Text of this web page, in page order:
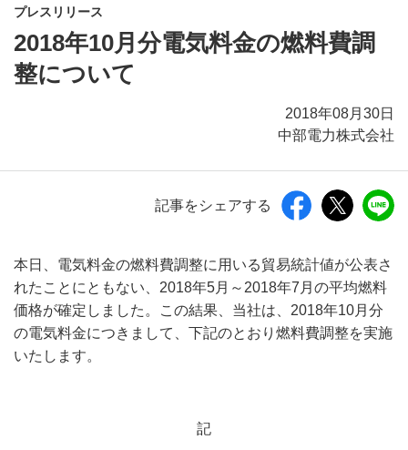
プレスリリース
2018年10月分電気料金の燃料費調
整について
2018年08月30日
中部電力株式会社
記事をシェアする
本日、電気料金の燃料費調整に用いる貿易統計値が公表さ
れたことにともない、2018年5月～2018年7月の平均燃料
価格が確定しました。この結果、当社は、2018年10月分
の電気料金につきまして、下記のとおり燃料費調整を実施
いたします。
記